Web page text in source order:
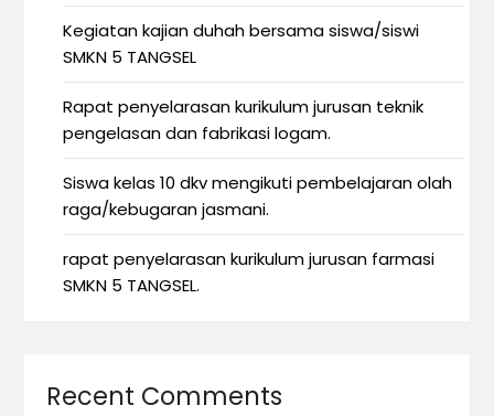
Kegiatan kajian duhah bersama siswa/siswi
SMKN 5 TANGSEL
Rapat penyelarasan kurikulum jurusan teknik
pengelasan dan fabrikasi logam.
Siswa kelas 10 dkv mengikuti pembelajaran olah
raga/kebugaran jasmani.
rapat penyelarasan kurikulum jurusan farmasi
SMKN 5 TANGSEL.
Recent Comments